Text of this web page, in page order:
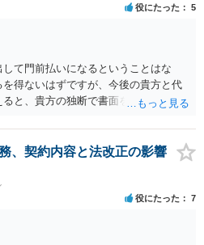
役にたった 5
て門前払いになるということはな
得ないはずですが、今後の貴方と代
と、貴方の独断で書面を提出したり
ようですが、弁護士として提出の実
ると思いますので、そのあたりも含
ためによく打ち合わせた方がよいと思
で書面提出をしないということであ
修了した上で、貴方のほうで書面提
いでしょう。
、契約内容と法改正の影響
役にたった 7